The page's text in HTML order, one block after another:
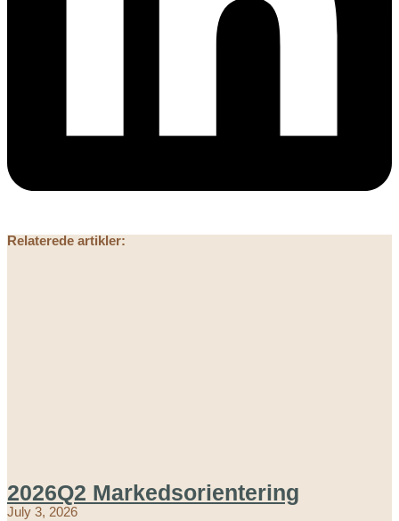
Relaterede artikler:
2026Q2 Markedsorientering
July 3, 2026